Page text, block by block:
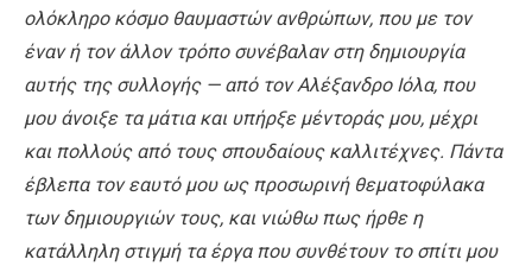
ολόκληρο κόσμο θαυμαστών ανθρώπων, που με τον
έναν ή τον άλλον τρόπο συνέβαλαν στη δημιουργία
αυτής της συλλογής — από τον Αλέξανδρο Ιόλα, που
μου άνοιξε τα μάτια και υπήρξε μέντοράς μου, μέχρι
και πολλούς από τους σπουδαίους καλλιτέχνες. Πάντα
έβλεπα τον εαυτό μου ως προσωρινή θεματοφύλακα
των δημιουργιών τους, και νιώθω πως ήρθε η
κατάλληλη στιγμή τα έργα που συνθέτουν το σπίτι μου